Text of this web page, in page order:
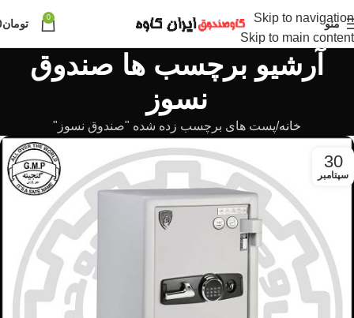
Skip to navigation
Skip to main content
منو 0 تومان
آرشیو برچسب ها صندوق
نسوز
خانه پست های برچسب زده شده "صندوق نسوز"
30
سپتامبر